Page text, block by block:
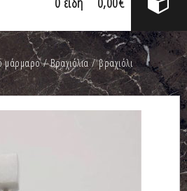
μάρμαρο/Βραχιόλια/ βραχιόλι